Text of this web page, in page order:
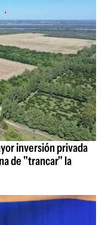
inversión privada
de "trancar" la